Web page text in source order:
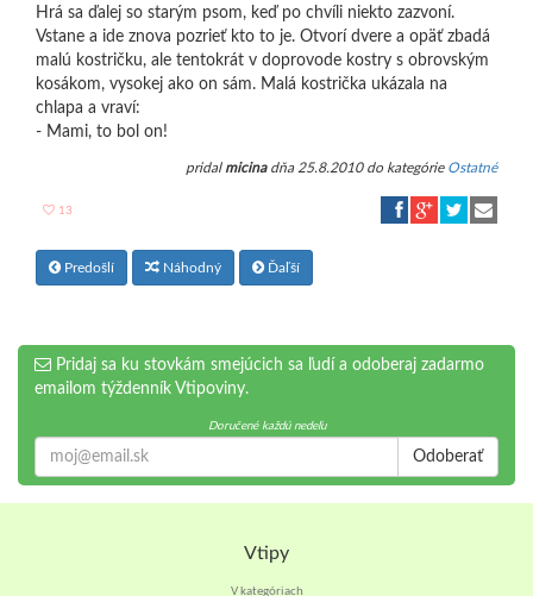
Hrá sa ďalej so starým psom, keď po chvíli niekto zazvoní.
Vstane a ide znova pozrieť kto to je. Otvorí dvere a opäť zbadá
malú kostričku, ale tentokrát v doprovode kostry s obrovským
kosákom, vysokej ako on sám. Malá kostrička ukázala na
chlapa a vraví:
- Mami, to bol on!
pridal micinadňa 25.8.2010 do kategórie Ostatné
13
Predošlí Náhodný Ďaľší
Pridaj sa ku stovkám smejúcich sa ľudí a odoberaj zadarmo
emailom týždenník Vtipoviny.
Doručené každú nedeľu
Odoberať
Vtipy
V kategóriach